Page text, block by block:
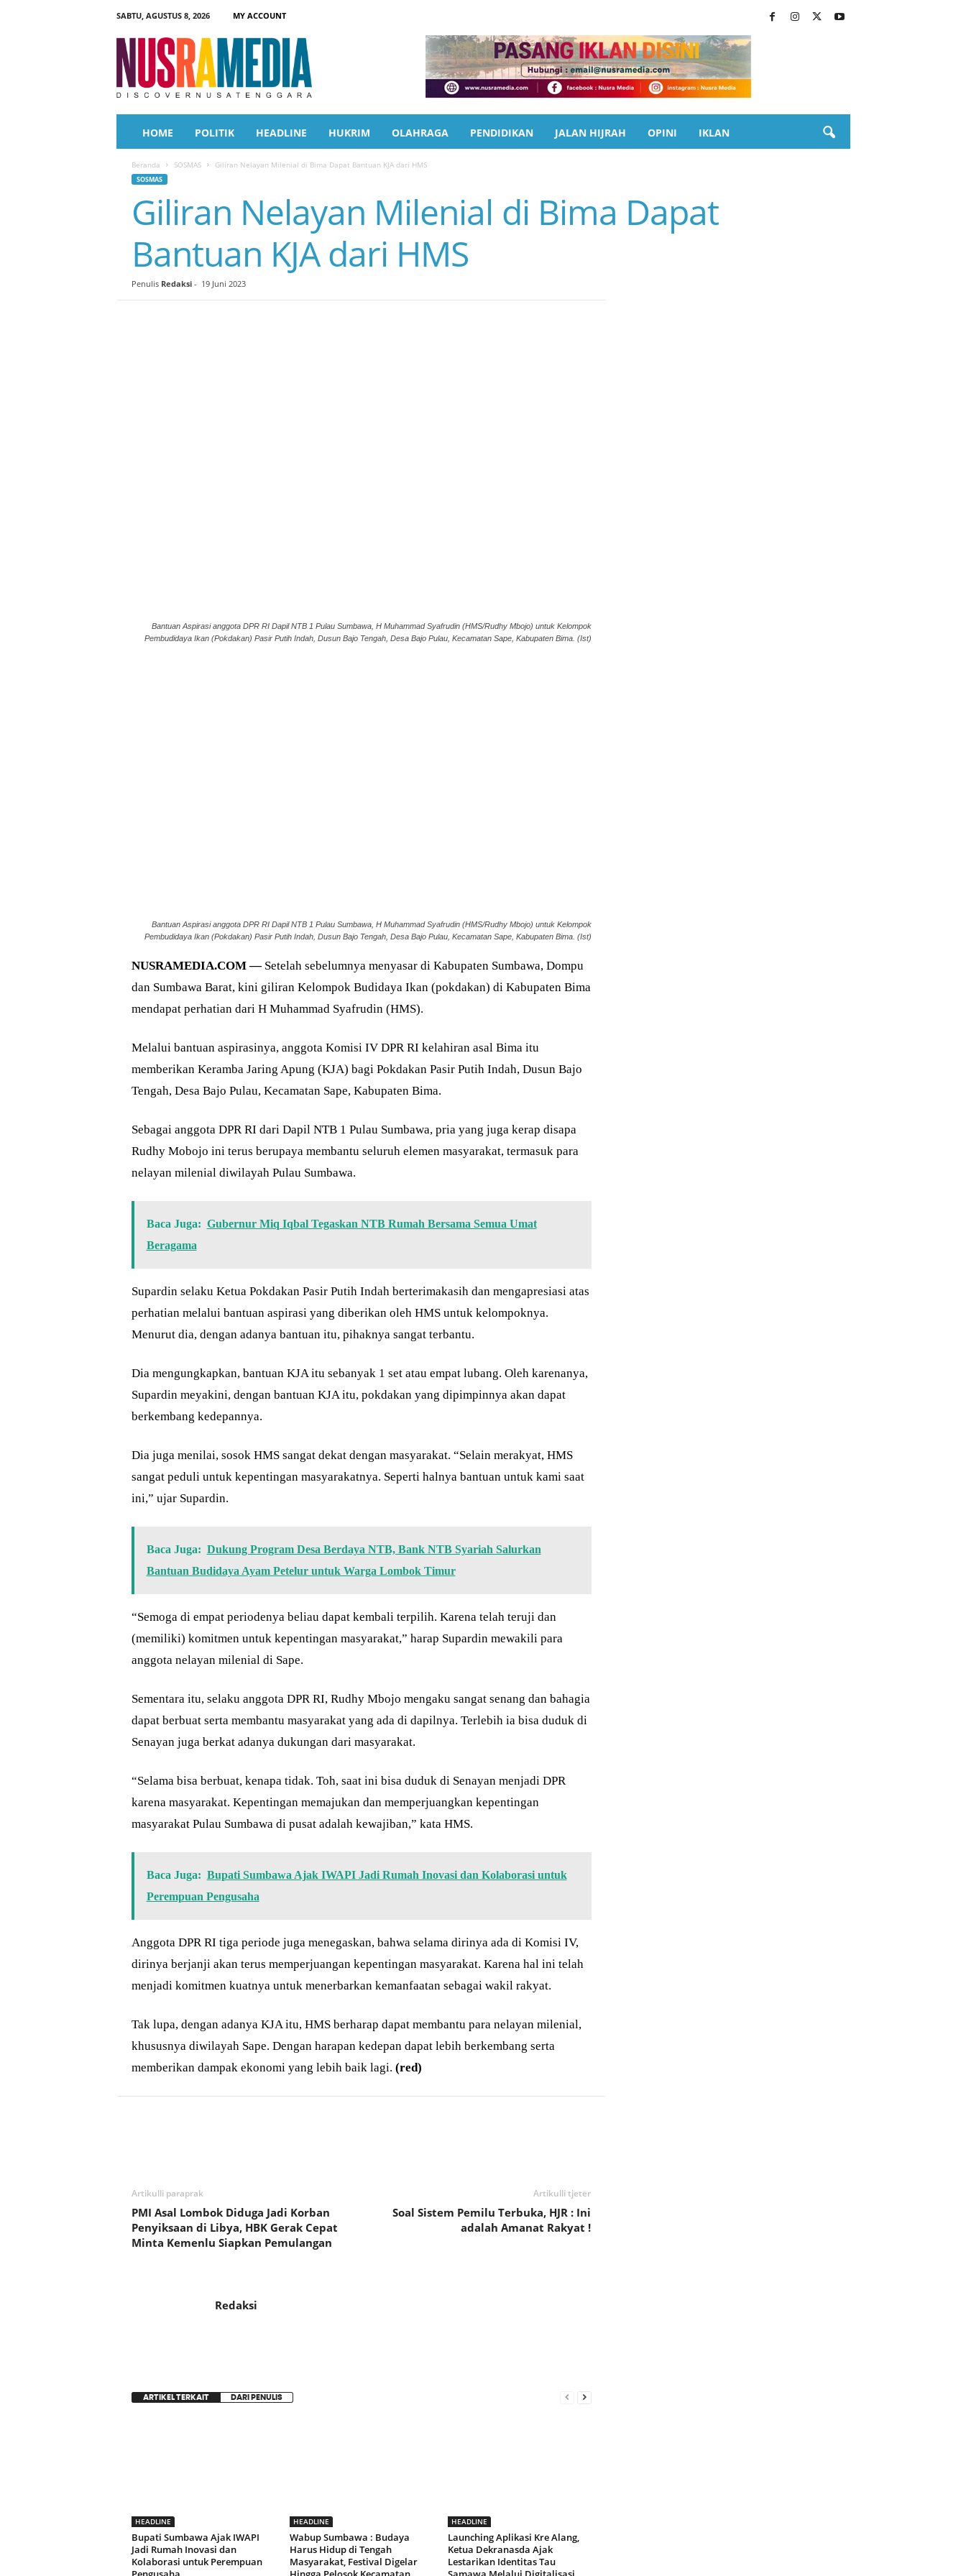
SABTU, AGUSTUS 8, 2026
MY ACCOUNT
a
HOME POLITIK HEADLINE HUKRIM OLAHRAGA PENDIDIKAN JALAN HIJRAH OPINI IKLAN
Beranda SOSMAS Giliran Nelayan Milenial di Bima Dapat Bantuan KJA dari HMS
SOSMAS
Giliran Nelayan Milenial di Bima Dapat
Bantuan KJA dari HMS
Penulis Redaksi- 19 Juni 2023
Bantuan Aspirasi anggota DPR RI Dapil NTB 1 Pulau Sumbawa, H Muhammad Syafrudin (HMS/Rudhy Mbojo) untuk Kelompok
Pembudidaya Ikan (Pokdakan) Pasir Putih Indah, Dusun Bajo Tengah, Desa Bajo Pulau, Kecamatan Sape, Kabupaten Bima. (Ist)
Bantuan Aspirasi anggota DPR RI Dapil NTB 1 Pulau Sumbawa, H Muhammad Syafrudin (HMS/Rudhy Mbojo) untuk Kelompok
Pembudidaya Ikan (Pokdakan) Pasir Putih Indah, Dusun Bajo Tengah, Desa Bajo Pulau, Kecamatan Sape, Kabupaten Bima. (Ist)
NUSRAMEDIA.COM —Setelah sebelumnya menyasar di Kabupaten Sumbawa, Dompu
dan Sumbawa Barat, kini giliran Kelompok Budidaya Ikan (pokdakan) di Kabupaten Bima
mendapat perhatian dari H Muhammad Syafrudin (HMS).
Melalui bantuan aspirasinya, anggota Komisi IV DPR RI kelahiran asal Bima itu
memberikan Keramba Jaring Apung (KJA) bagi Pokdakan Pasir Putih Indah, Dusun Bajo
Tengah, Desa Bajo Pulau, Kecamatan Sape, Kabupaten Bima.
Sebagai anggota DPR RI dari Dapil NTB 1 Pulau Sumbawa, pria yang juga kerap disapa
Rudhy Mobojo ini terus berupaya membantu seluruh elemen masyarakat, termasuk para
nelayan milenial diwilayah Pulau Sumbawa.
Baca Juga: Gubernur Miq Iqbal Tegaskan NTB Rumah Bersama Semua Umat
Beragama
Supardin selaku Ketua Pokdakan Pasir Putih Indah berterimakasih dan mengapresiasi atas
perhatian melalui bantuan aspirasi yang diberikan oleh HMS untuk kelompoknya.
Menurut dia, dengan adanya bantuan itu, pihaknya sangat terbantu.
Dia mengungkapkan, bantuan KJA itu sebanyak 1 set atau empat lubang. Oleh karenanya,
Supardin meyakini, dengan bantuan KJA itu, pokdakan yang dipimpinnya akan dapat
berkembang kedepannya.
Dia juga menilai, sosok HMS sangat dekat dengan masyarakat. “Selain merakyat, HMS
sangat peduli untuk kepentingan masyarakatnya. Seperti halnya bantuan untuk kami saat
ini,” ujar Supardin.
Baca Juga: Dukung Program Desa Berdaya NTB, Bank NTB Syariah Salurkan
Bantuan Budidaya Ayam Petelur untuk Warga Lombok Timur
“Semoga di empat periodenya beliau dapat kembali terpilih. Karena telah teruji dan
(memiliki) komitmen untuk kepentingan masyarakat,” harap Supardin mewakili para
anggota nelayan milenial di Sape.
Sementara itu, selaku anggota DPR RI, Rudhy Mbojo mengaku sangat senang dan bahagia
dapat berbuat serta membantu masyarakat yang ada di dapilnya. Terlebih ia bisa duduk di
Senayan juga berkat adanya dukungan dari masyarakat.
“Selama bisa berbuat, kenapa tidak. Toh, saat ini bisa duduk di Senayan menjadi DPR
karena masyarakat. Kepentingan memajukan dan memperjuangkan kepentingan
masyarakat Pulau Sumbawa di pusat adalah kewajiban,” kata HMS.
Baca Juga: Bupati Sumbawa Ajak IWAPI Jadi Rumah Inovasi dan Kolaborasi untuk
Perempuan Pengusaha
Anggota DPR RI tiga periode juga menegaskan, bahwa selama dirinya ada di Komisi IV,
dirinya berjanji akan terus memperjuangan kepentingan masyarakat. Karena hal ini telah
menjadi komitmen kuatnya untuk menerbarkan kemanfaatan sebagai wakil rakyat.
Tak lupa, dengan adanya KJA itu, HMS berharap dapat membantu para nelayan milenial,
khususnya diwilayah Sape. Dengan harapan kedepan dapat lebih berkembang serta
memberikan dampak ekonomi yang lebih baik lagi. (red)
Artikulli paraprak
PMI Asal Lombok Diduga Jadi Korban
Penyiksaan di Libya, HBK Gerak Cepat
Minta Kemenlu Siapkan Pemulangan
Artikulli tjetër
Soal Sistem Pemilu Terbuka, HJR : Ini
adalah Amanat Rakyat !
Redaksi
ARTIKEL TERKAIT DARI PENULIS
HEADLINE
Bupati Sumbawa Ajak IWAPI
Jadi Rumah Inovasi dan
Kolaborasi untuk Perempuan
HEADLINE
Wabup Sumbawa : Budaya
Harus Hidup di Tengah
Masyarakat, Festival Digelar
HEADLINE
Launching Aplikasi Kre Alang,
Ketua Dekranasda Ajak
Lestarikan Identitas Tau